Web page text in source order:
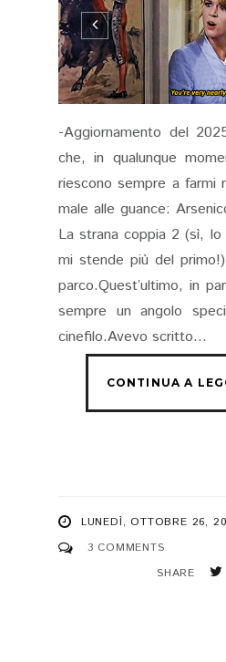
-Aggiornamento del
che, in qualunque
riescono sempre a farmi
male alle guance:
La strana coppia 2 (sì,
mi stende più del
parco.Quest’ultimo, in
sempre un angolo
cinefilo.Avevo scritto...
LUNEDÌ, OTTOBRE 26,
3 COMMENTS
SHARE